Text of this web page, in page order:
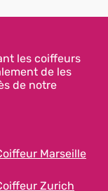
les coiffeurs
de les
de notre
Marseille
Zurich